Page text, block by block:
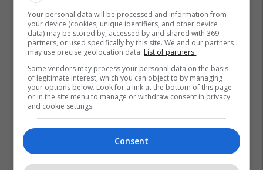
Your personal data will be processed and information from
your device (cookies, unique identifiers, and other device
data) may be stored by, accessed by and shared with 369
partners, or used specifically by this site. We and our partners
may use precise geolocation data. List of partners.
Some vendors may process your personal data on the basis
of legitimate interest, which you can object to by managing
your options below. Look for a link at the bottom of this page
or in the site menu to manage or withdraw consent in privacy
and cookie settings.
Consent